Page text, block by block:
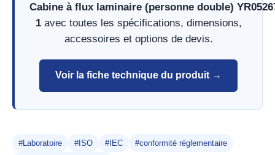
Cabine à flux laminaire (personne double)
1avec toutes les spécifications, dimensions,
accessoires et options de devis.
Voir la fiche technique du produit →
#Laboratoire #ISO #IEC
#conformité réglementaire